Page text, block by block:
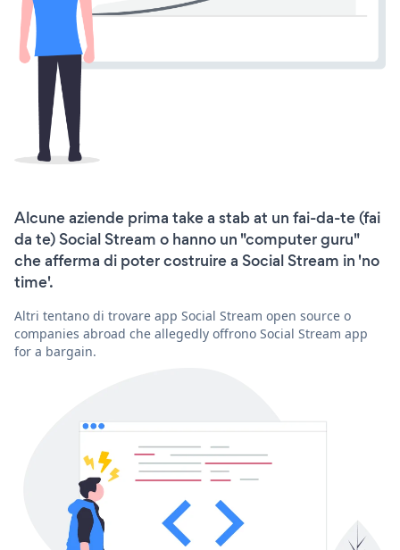
Alcune aziende prima take a stab at un fai-da-te (fai
da te) Social Stream o hanno un "computer guru"
che afferma di poter costruire a Social Stream in 'no
time'.
Altri tentano di trovare app Social Stream open source o
companies abroad che allegedly offrono Social Stream app
for a bargain.